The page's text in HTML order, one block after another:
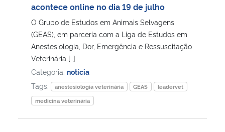
Ministério de Minas e Energia
Ministério da Ciência, Tecnologia, Inovações e Comunicações
Ministério do Turismo
Ministério do Desenvolvimento Regional
acontece online no dia 19 de julho
O Grupo de Estudos em Animais Selvagens
(GEAS), em parceria com a Liga de Estudos em
Anestesiologia, Dor, Emergência e Ressuscitação
Veterinária […]
Categoria: notícia
Tags:
anestesiologia veterinária GEAS
leadervet
medicina veterinária